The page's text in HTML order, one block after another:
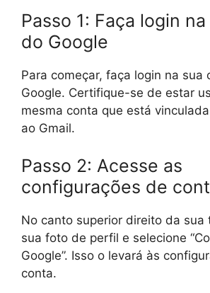
Passo 1: Faça login
do Google
Para começar, faça login na sua
Google. Certifique-se de estar
mesma conta que está
ao Gmail.
Passo 2: Acesse as
configurações de
No canto superior direito da sua
sua foto de perfil e selecione
Google”. Isso o levará às
conta.